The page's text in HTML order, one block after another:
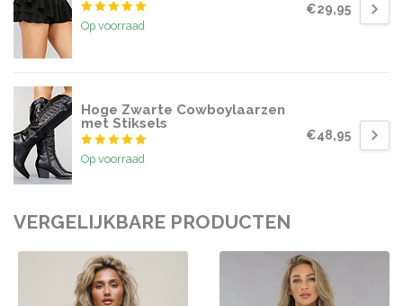
Op voorraad
€29,95
Hoge Zwarte Cowboylaarzen
met Stiksels
Op voorraad
€48,95
VERGELIJKBARE PRODUCTEN